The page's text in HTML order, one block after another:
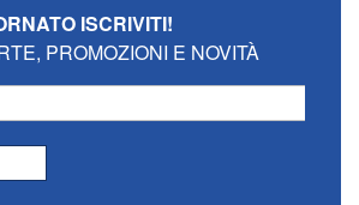
ISCRIVITI!
PROMOZIONI E NOVITÀ